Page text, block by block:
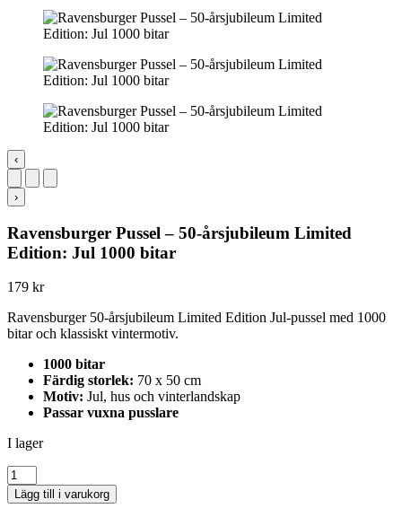
‹
›
Ravensburger Pussel – 50-årsjubileum Limited
Edition: Jul 1000 bitar
179 kr
Ravensburger 50-årsjubileum Limited Edition Jul-pussel med 1000
bitar och klassiskt vintermotiv.
1000 bitar
Färdig storlek: 70 x 50 cm
Motiv: Jul, hus och vinterlandskap
Passar vuxna pusslare
I lager
Ravensburger
Pussel
-
Lägg till i varukorg